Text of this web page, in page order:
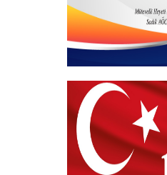
Hayırlı
+